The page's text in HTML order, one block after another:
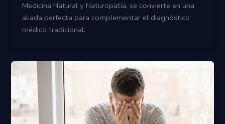
Medicina Natural y Naturopatía, se convierte en una
aliada perfecta para complementar el diagnóstico
médico tradicional.